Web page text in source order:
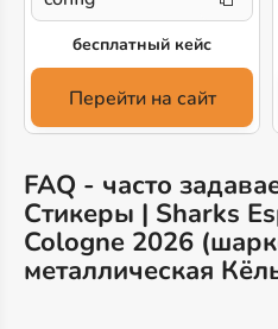
бесплатный кейс
Перейти на сайт
FAQ - часто
Стикеры | Sharks
Cologne 2026
металлическая